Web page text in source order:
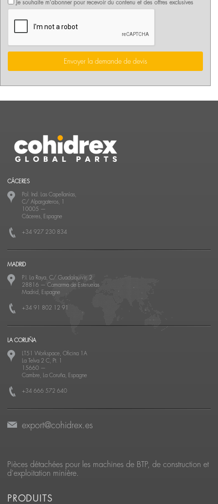
Je souhaite m'abonner pour recevoir du contenu et des offres exclusives
Envoyer la demande de devis
CÁCERES
Pol. Ind. Las Capellanías,
C/ Alpargateros, 1
10005 —
Cáceres, Espagne
+34 927 230 834
MADRID
P.I. La Raya, C/ Guadalquivir, 2
28816 — Camarma de Esteruelas
Madrid, Espagne
+34 91 802 12 91
LA CORUÑA
LT51 Workspace, Oficina 1A
La Telva 2 C, Pt. 1
15660 —
Cambre, La Coruña, Espagne
+34 666 572 640
export@cohidrex.es
Pièces détachées pour les machines de BTP, de construction et
d'exploitation minière.
PRODUITS